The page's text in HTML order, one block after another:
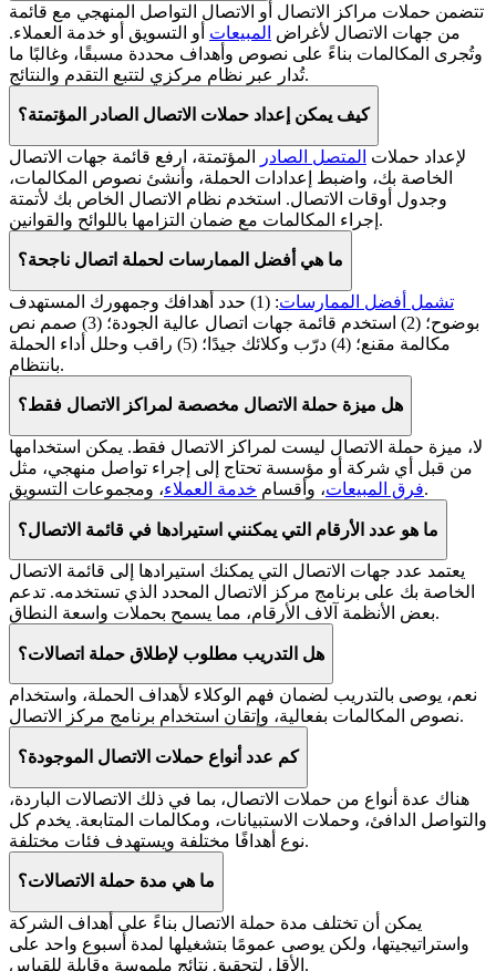
تتضمن حملات مراكز الاتصال أو الاتصال التواصل المنهجي مع قائمة
من جهات الاتصال لأغراض المبيعات أو التسويق أو خدمة العملاء.
وتُجرى المكالمات بناءً على نصوص وأهداف محددة مسبقًا، وغالبًا ما
تُدار عبر نظام مركزي لتتبع التقدم والنتائج.
كيف يمكن إعداد حملات الاتصال الصادر المؤتمتة؟
لإعداد حملات المتصل الصادر
المؤتمتة، ارفع قائمة جهات الاتصال
الخاصة بك، واضبط إعدادات الحملة، وأنشئ نصوص المكالمات،
وجدول أوقات الاتصال. استخدم نظام الاتصال الخاص بك لأتمتة
إجراء المكالمات مع ضمان التزامها باللوائح والقوانين.
ما هي أفضل الممارسات لحملة اتصال ناجحة؟
تشمل أفضل الممارسات
: (1) حدد أهدافك وجمهورك المستهدف
بوضوح؛ (2) استخدم قائمة جهات اتصال عالية الجودة؛ (3) صمم نص
مكالمة مقنع؛ (4) درّب وكلائك جيدًا؛ (5) راقب وحلل أداء الحملة
بانتظام.
هل ميزة حملة الاتصال مخصصة لمراكز الاتصال فقط؟
لا، ميزة حملة الاتصال ليست لمراكز الاتصال فقط. يمكن استخدامها
من قبل أي شركة أو مؤسسة تحتاج إلى إجراء تواصل منهجي، مثل
فرق المبيعات، وأقسام خدمة العملاء ، ومجموعات التسويق.
ما هو عدد الأرقام التي يمكنني استيرادها في قائمة الاتصال؟
يعتمد عدد جهات الاتصال التي يمكنك استيرادها إلى قائمة الاتصال
الخاصة بك على برنامج مركز الاتصال المحدد الذي تستخدمه. تدعم
بعض الأنظمة آلاف الأرقام، مما يسمح بحملات واسعة النطاق.
هل التدريب مطلوب لإطلاق حملة اتصالات؟
نعم، يوصى بالتدريب لضمان فهم الوكلاء لأهداف الحملة، واستخدام
نصوص المكالمات بفعالية، وإتقان استخدام برنامج مركز الاتصال.
كم عدد أنواع حملات الاتصال الموجودة؟
هناك عدة أنواع من حملات الاتصال، بما في ذلك الاتصالات الباردة،
والتواصل الدافئ، وحملات الاستبيانات، ومكالمات المتابعة. يخدم كل
نوع أهدافًا مختلفة ويستهدف فئات مختلفة.
ما هي مدة حملة الاتصالات؟
يمكن أن تختلف مدة حملة الاتصال بناءً على أهداف الشركة
واستراتيجيتها، ولكن يوصى عمومًا بتشغيلها لمدة أسبوع واحد على
الأقل لتحقيق نتائج ملموسة وقابلة للقياس.